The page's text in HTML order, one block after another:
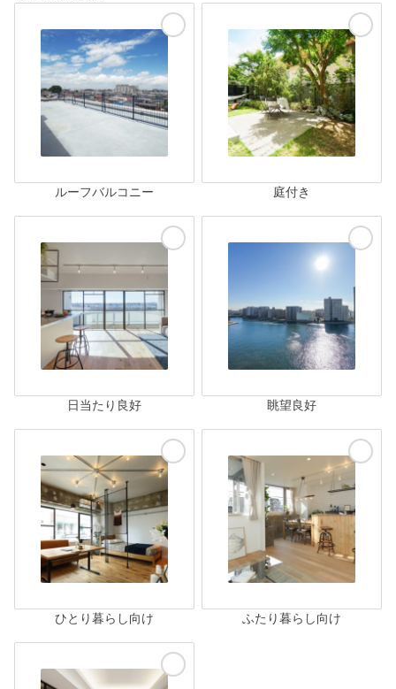
ルーフバルコニー 庭付き
日当たり良好 眺望良好
ひとり暮らし向け ふたり暮らし向け